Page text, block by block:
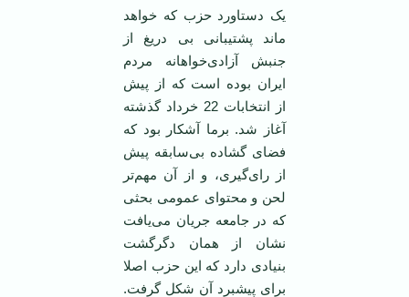
یک دستاورد حزب که خواهد
ماند پشتیبانی بی دریغ از
جنبش آزادی‌خواهانه مردم
ایران بوده است که از پیش
از انتخابات 22 خرداد گذشته
آغاز شد. برما آشکار بود که
فضای گشاده بی‌سابقه پیش
از رای‌گیری، و از آن مهم‌تر
لحن و محتوای عمومی ‌بحثی
که در جامعه جریان می‌یافت
نشان از همان دگرگشت
بنیادی دارد که این حزب اصلا
برای پیشبرد آن شکل گرفت.